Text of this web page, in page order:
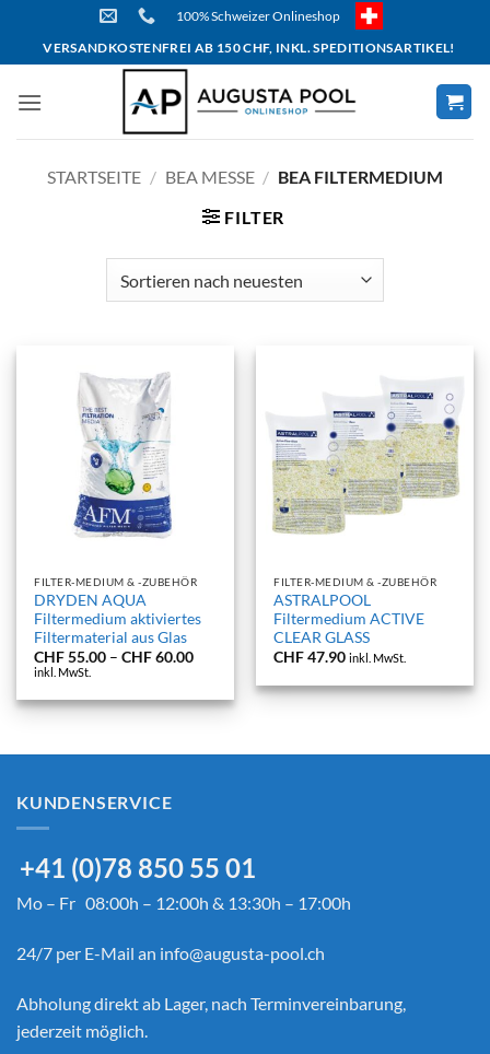
content
100% Schweizer Onlineshop
VERSANDKOSTENFREI AB 150 CHF, INKL. SPEDITIONSARTIKEL!
STARTSEITE / BEA MESSE / BEA FILTERMEDIUM
FILTER
FILTER-MEDIUM & -ZUBEHÖR
DRYDEN AQUA
Filtermedium aktiviertes
Filtermaterial aus Glas
CHF55.00 –CHF60.00Preisspanne:
CHF 60.00
inkl. MwSt.
FILTER-MEDIUM & -ZUBEHÖR
ASTRALPOOL
Filtermedium ACTIVE
CLEAR GLASS
CHF47.90 inkl. MwSt.
KUNDENSERVICE
+41 (0)78 850 55 01
Mo – Fr 08:00h – 12:00h & 13:30h – 17:00h
24/7 per E-Mail an info@augusta-pool.ch
Abholung direkt ab Lager, nach Terminvereinbarung,
jederzeit möglich.